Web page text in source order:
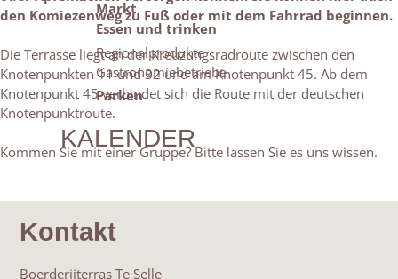
Markt
Essen und trinken
Regionalprodukte
Gastronomiebetriebe
Parken
KALENDER
den Komiezenweg zu Fuß oder mit dem Fahrrad beginnen.
Die Terrasse liegt an der Kreuzungsradroute zwischen den
Knotenpunkten 11 und 32 und am Knotenpunkt 45. Ab dem
Knotenpunkt 45 verbindet sich die Route mit der deutschen
Knotenpunktroute.
Kommen Sie mit einer Gruppe? Bitte lassen Sie es uns wissen.
Kontakt
Boerderijterras Te Selle